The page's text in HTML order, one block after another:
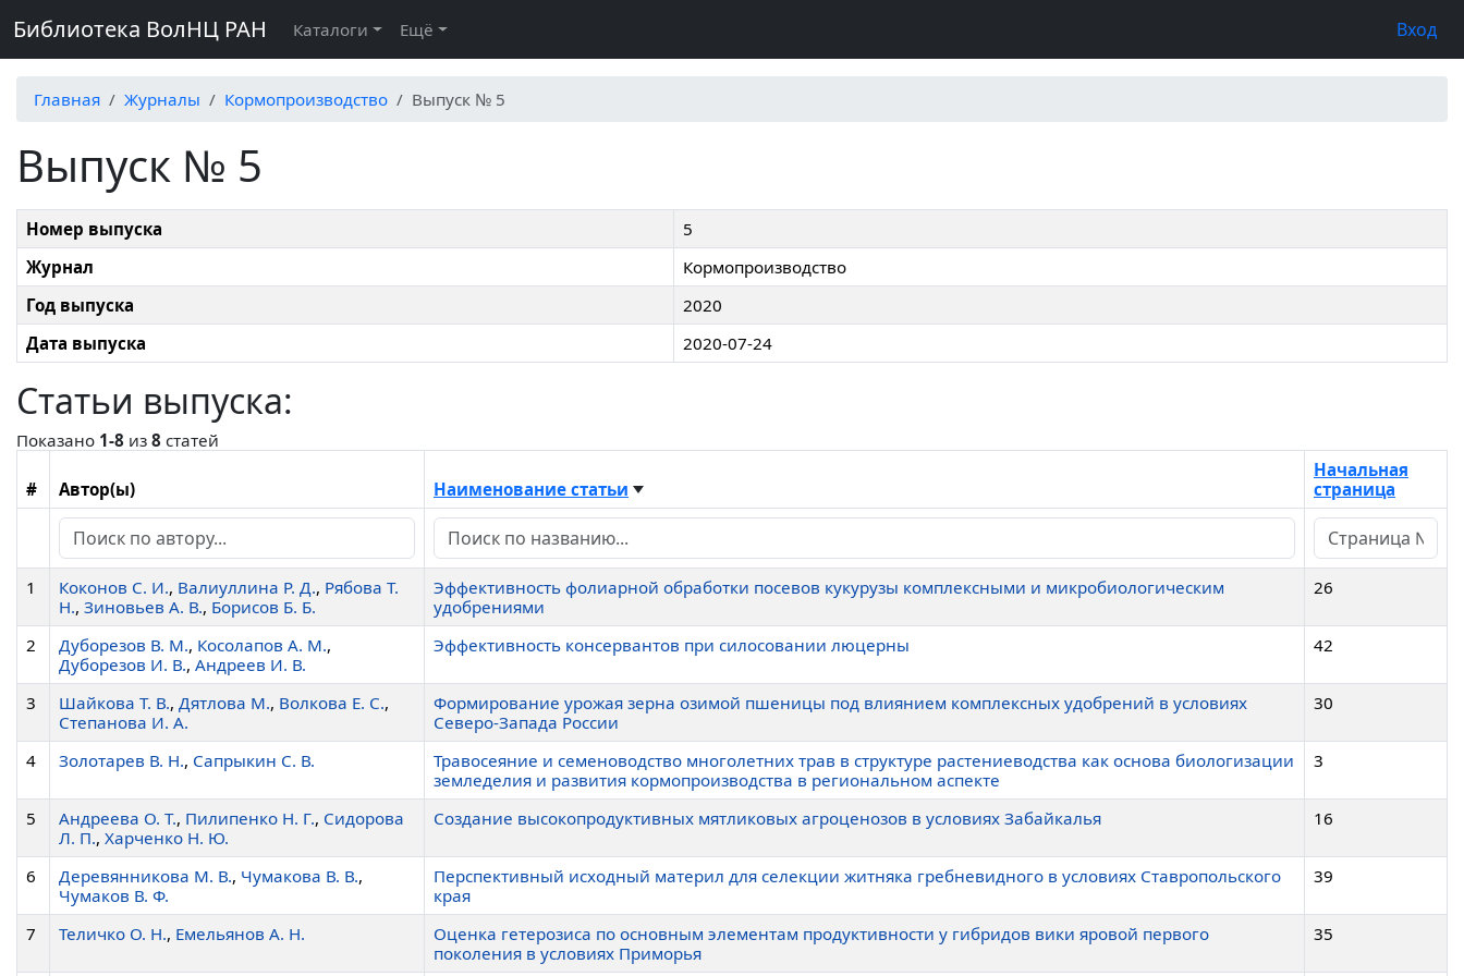
Библиотека ВолНЦ РАН Каталоги Ещё Вход
Главная Журналы Кормопроизводство Выпуск № 5
Выпуск № 5
Номер выпуска
5
Журнал
Кормопроизводство
Год выпуска
2020
Дата выпуска
2020-07-24
Статьи выпуска:
Показано 1-8 из 8 статей
# Автор(ы) Наименование статьи
Начальная
страница
1 Коконов С. И., Валиуллина Р. Д., Рябова Т.
Н., Зиновьев А. В., Борисов Б. Б.
Эффективность фолиарной обработки посевов кукурузы комплексными и микробиологическим
удобрениями
26
2 Дуборезов В. М., Косолапов А. М.,
Дуборезов И. В., Андреев И. В.
Эффективность консервантов при силосовании люцерны 42
3 Шайкова Т. В., Дятлова М., Волкова Е. С.,
Степанова И. А.
Формирование урожая зерна озимой пшеницы под влиянием комплексных удобрений в условиях
Северо-Запада России
30
4 Золотарев В. Н., Сапрыкин С. В.
Травосеяние и семеноводство многолетних трав в структуре растениеводства как основа биологизации
земледелия и развития кормопроизводства в региональном аспекте
3
5 Андреева О. Т., Пилипенко Н. Г., Сидорова
Л. П., Харченко Н. Ю.
Создание высокопродуктивных мятликовых агроценозов в условиях Забайкалья 16
6 Деревянникова М. В., Чумакова В. В.,
Чумаков В. Ф.
Перспективный исходный материл для селекции житняка гребневидного в условиях Ставропольского
края
39
7 Теличко О. Н., Емельянов А. Н.
Оценка гетерозиса по основным элементам продуктивности у гибридов вики яровой первого
поколения в условиях Приморья
35